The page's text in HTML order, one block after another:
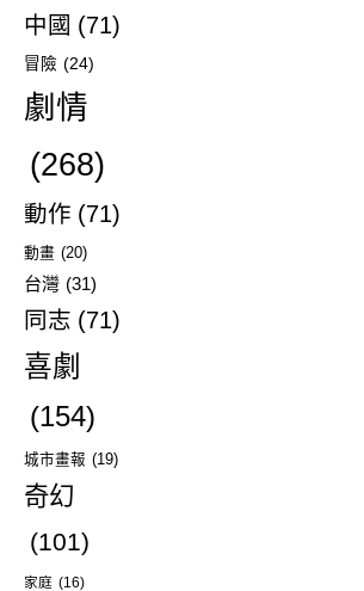
中國 (71)
冒險 (24)
劇情
(268)
動作 (71)
動畫 (20)
台灣 (31)
同志 (71)
喜劇
(154)
城市畫報 (19)
奇幻
(101)
家庭 (16)